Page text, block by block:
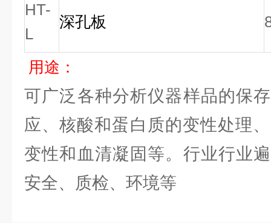
HT-
L
深孔板
用途：
可广泛各种分析仪器样品的保
应、核酸和蛋白质的变性处理
变性和血清凝固等。行业行业
安全、质检、环境等